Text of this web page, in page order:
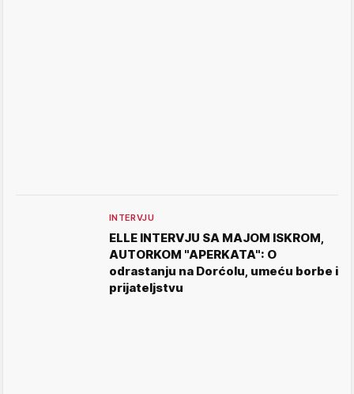
INTERVJU
ELLE INTERVJU SA MAJOM ISKROM,
AUTORKOM "APERKATA": O
odrastanju na Dorćolu, umeću borbe i
prijateljstvu